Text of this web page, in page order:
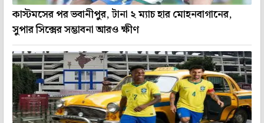
কাস্টমসের পর ভবানীপুর, টানা ২ ম্যাচ হার মোহনবাগানের,
সুপার সিক্সের সম্ভাবনা আরও ক্ষীণ